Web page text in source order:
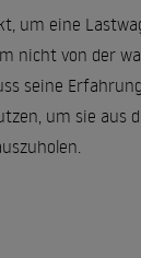
um eine
nicht von der
seine
um sie aus